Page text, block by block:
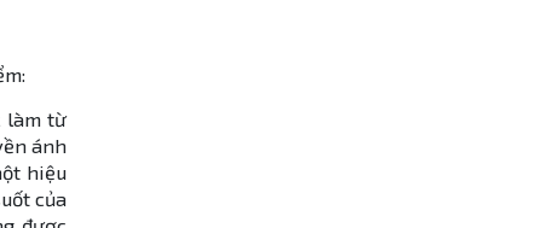
làm từ
ánh
hiệu
của